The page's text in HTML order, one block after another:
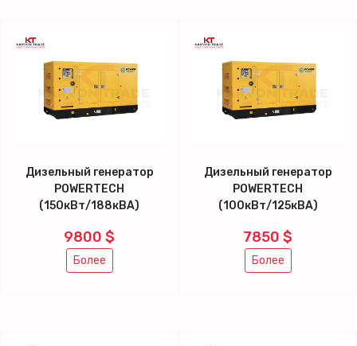
Дизельный генератор
POWERTECH
(150кВт/188кВА)
9800 $
Более
Дизельный генератор
POWERTECH
(100кВт/125кВА)
7850 $
Более